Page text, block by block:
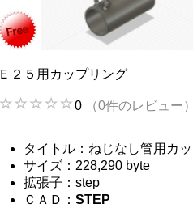
Ｅ２５用カップリング
0 （0件のレビュー）
タイトル：ねじなし管用カ
サイズ：228,290 byte
拡張子：step
ＣＡＤ： STEP